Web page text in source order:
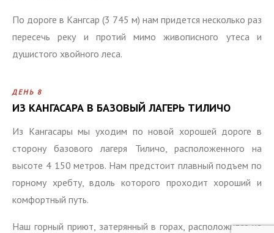
По дороге в Кангсар (3 745 м) нам придется несколько раз
пересечь реку и протий мимо живописного утеса и
душистого хвойного леса.
ДЕНЬ 8
ИЗ КАНГАСАРА В БАЗОВЫЙ ЛАГЕРЬ ТИЛИЧО
Из Кангасары мы уходим по новой хорошей дороге в
сторону базового лагеря Тиличо, расположенного на
высоте 4 150 метров. Нам предстоит плавный подъем по
горному хребту, вдоль которого проходит хороший и
комфортный путь.
Наш горный приют, затерянный в горах, расположился на